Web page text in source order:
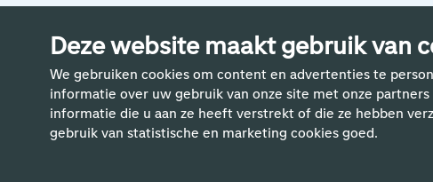
Deze website maakt gebruik van
We gebruiken cookies om content en advertenties te
informatie over uw gebruik van onze site met onze
informatie die u aan ze heeft verstrekt of die ze hebben
gebruik van statistische en marketing cookies goed.
Meer